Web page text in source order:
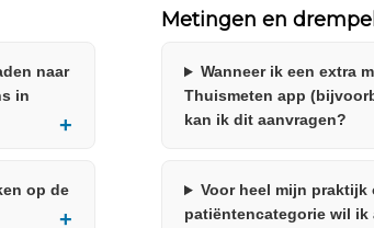
naar
in
op de
Metingen en
Wanneer ik een extra
Thuismeten app
kan ik dit aanvragen?
Voor heel mijn praktijk
patiëntencategorie wil ik